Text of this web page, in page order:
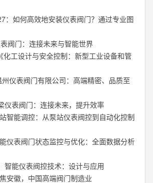
：如何高效地安装仪表阀门？通过专业图
阀门：连接未来与智能世界
化工设计与安全控制：新型工业设备和管
仪表阀门有限公司：高端精密、品质至
仪表阀门：连接未来，提升效率
智能调控：从泵站仪表阀控到自动化控制
仪表阀门状态监控与优化：全面数据分析
智能仪表阀控技术：设计与应用
安徽，中国高端阀门制造业